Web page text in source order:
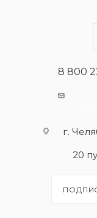
8 800
г.
20